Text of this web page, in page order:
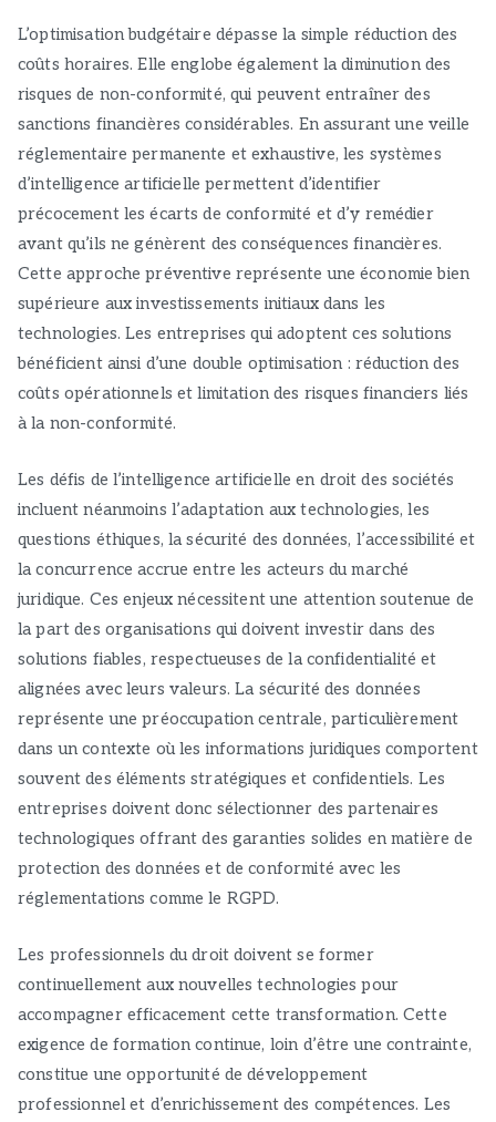
L’optimisation budgétaire dépasse la simple réduction des
coûts horaires. Elle englobe également la diminution des
risques de non-conformité, qui peuvent entraîner des
sanctions financières considérables. En assurant une veille
réglementaire permanente et exhaustive, les systèmes
d’intelligence artificielle permettent d’identifier
précocement les écarts de conformité et d’y remédier
avant qu’ils ne génèrent des conséquences financières.
Cette approche préventive représente une économie bien
supérieure aux investissements initiaux dans les
technologies. Les entreprises qui adoptent ces solutions
bénéficient ainsi d’une double optimisation : réduction des
coûts opérationnels et limitation des risques financiers liés
à la non-conformité.
Les défis de l’intelligence artificielle en droit des sociétés
incluent néanmoins l’adaptation aux technologies, les
questions éthiques, la sécurité des données, l’accessibilité et
la concurrence accrue entre les acteurs du marché
juridique. Ces enjeux nécessitent une attention soutenue de
la part des organisations qui doivent investir dans des
solutions fiables, respectueuses de la confidentialité et
alignées avec leurs valeurs. La sécurité des données
représente une préoccupation centrale, particulièrement
dans un contexte où les informations juridiques comportent
souvent des éléments stratégiques et confidentiels. Les
entreprises doivent donc sélectionner des partenaires
technologiques offrant des garanties solides en matière de
protection des données et de conformité avec les
réglementations comme le RGPD.
Les professionnels du droit doivent se former
continuellement aux nouvelles technologies pour
accompagner efficacement cette transformation. Cette
exigence de formation continue, loin d’être une contrainte,
constitue une opportunité de développement
professionnel et d’enrichissement des compétences. Les